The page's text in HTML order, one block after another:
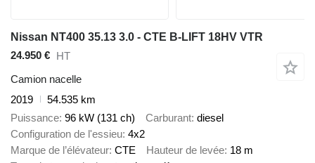
Nissan NT400 35.13 3.0 - CTE B-LIFT 18HV VTR
24.950 € HT
Camion nacelle
2019
54.535 km
Puissance 96 kW (131 ch) Carburant diesel
Configuration de l'essieu 4x2
Marque de l’élévateur CTE Hauteur de levée 18 m